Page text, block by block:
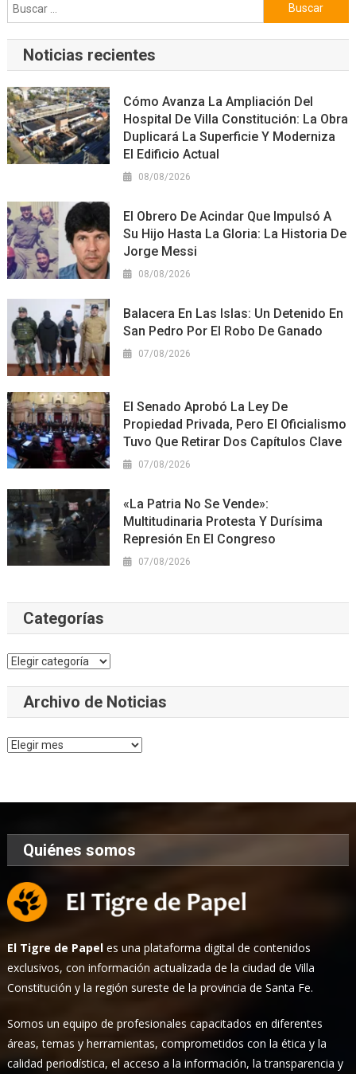
Buscar:
Noticias recientes
Cómo Avanza La Ampliación Del
Hospital De Villa Constitución: La Obra
Duplicará La Superficie Y Moderniza
El Edificio Actual
08/08/2026
El Obrero De Acindar Que Impulsó A
Su Hijo Hasta La Gloria: La Historia De
Jorge Messi
08/08/2026
Balacera En Las Islas: Un Detenido En
San Pedro Por El Robo De Ganado
07/08/2026
El Senado Aprobó La Ley De
Propiedad Privada, Pero El Oficialismo
Tuvo Que Retirar Dos Capítulos Clave
07/08/2026
«La Patria No Se Vende»:
Multitudinaria Protesta Y Durísima
Represión En El Congreso
07/08/2026
Categorías
Categorías
Archivo de Noticias
Archivo
Quiénes somos
El Tigre de Papel es una plataforma digital de contenidos
exclusivos, con información actualizada de la ciudad de Villa
Constitución y la región sureste de la provincia de Santa Fe.
Somos un equipo de profesionales capacitados en diferentes
áreas, temas y herramientas, comprometidos con la ética y la
calidad periodística, el acceso a la información, la transparencia y